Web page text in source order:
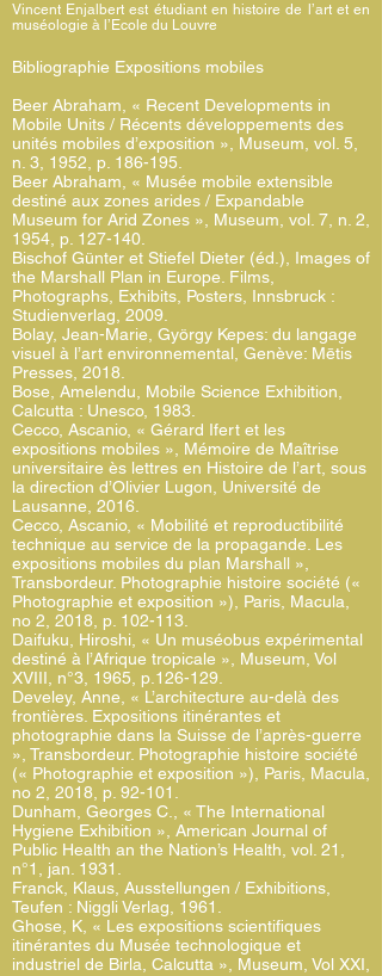
Vincent Enjalbert est étudiant en histoire de l’art et en
muséologie à l’Ecole du Louvre
Bibliographie Expositions mobiles
Beer Abraham, « Recent Developments in
Mobile Units / Récents développements des
unités mobiles d’exposition », Museum, vol. 5,
n. 3, 1952, p. 186-195.
Beer Abraham, « Musée mobile extensible
destiné aux zones arides / Expandable
Museum for Arid Zones », Museum, vol. 7, n. 2,
1954, p. 127-140.
Bischof Günter et Stiefel Dieter (éd.), Images of
the Marshall Plan in Europe. Films,
Photographs, Exhibits, Posters, Innsbruck :
Studienverlag, 2009.
Bolay, Jean-Marie, György Kepes: du langage
visuel à l’art environnemental, Genève: Mētis
Presses, 2018.
Bose, Amelendu, Mobile Science Exhibition,
Calcutta : Unesco, 1983.
Cecco, Ascanio, « Gérard Ifert et les
expositions mobiles », Mémoire de Maîtrise
universitaire ès lettres en Histoire de l’art, sous
la direction d’Olivier Lugon, Université de
Lausanne, 2016.
Cecco, Ascanio, « Mobilité et reproductibilité
technique au service de la propagande. Les
expositions mobiles du plan Marshall »,
Transbordeur. Photographie histoire société («
Photographie et exposition »), Paris, Macula,
no 2, 2018, p. 102-113.
Daifuku, Hiroshi, « Un muséobus expérimental
destiné à l’Afrique tropicale », Museum, Vol
XVIII, n°3, 1965, p.126-129.
Develey, Anne, « L’architecture au-delà des
frontières. Expositions itinérantes et
photographie dans la Suisse de l’après-guerre
», Transbordeur. Photographie histoire société
(« Photographie et exposition »), Paris, Macula,
no 2, 2018, p. 92-101.
Dunham, Georges C., « The International
Hygiene Exhibition », American Journal of
Public Health an the Nation’s Health, vol. 21,
n°1, jan. 1931.
Franck, Klaus, Ausstellungen / Exhibitions,
Teufen : Niggli Verlag, 1961.
Ghose, K, « Les expositions scientifiques
itinérantes du Musée technologique et
industriel de Birla, Calcutta », Museum, Vol XXI,